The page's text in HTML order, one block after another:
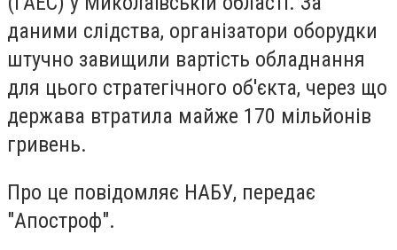
даними слідства, організатори оборудки
штучно завищили вартість обладнання
для цього стратегічного об'єкта, через що
держава втратила майже 170 мільйонів
гривень.
Про це повідомляє НАБУ, передає
"Апостроф".